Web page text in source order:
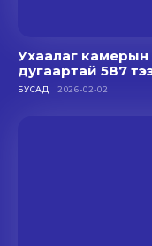
Ухаалаг камерын
дугаартай 587
БУСАД 2026-02-02